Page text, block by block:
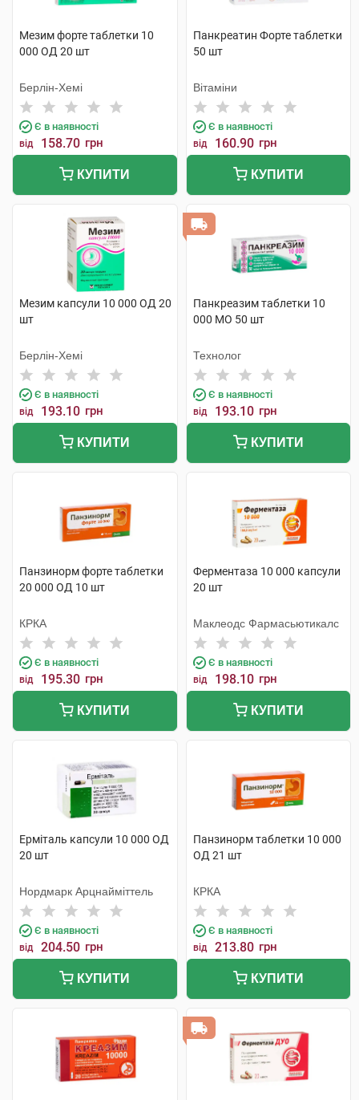
Мезим форте таблетки 10
000 ОД 20 шт
Берлін-Хемі
Є в наявності
від 158.70 грн
КУПИТИ
Панкреатин Форте таблетки
50 шт
Вітаміни
Є в наявності
від 160.90 грн
КУПИТИ
Мезим капсули 10 000 ОД 20
шт
Берлін-Хемі
Є в наявності
від 193.10 грн
КУПИТИ
Панкреазим таблетки 10
000 МО 50 шт
Технолог
Є в наявності
від 193.10 грн
КУПИТИ
Панзинорм форте таблетки
20 000 ОД 10 шт
КРКА
Є в наявності
від 195.30 грн
КУПИТИ
Ферментаза 10 000 капсули
20 шт
Маклеодс Фармасьютикалс
Є в наявності
від 198.10 грн
КУПИТИ
Ерміталь капсули 10 000 ОД
20 шт
Нордмарк Арцнайміттель
Є в наявності
від 204.50 грн
КУПИТИ
Панзинорм таблетки 10 000
ОД 21 шт
КРКА
Є в наявності
від 213.80 грн
КУПИТИ